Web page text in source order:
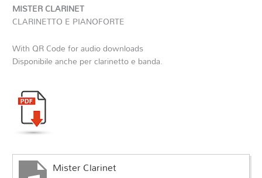
MISTER CLARINET
CLARINETTO E PIANOFORTE
With QR Code for audio downloads
Disponibile anche per clarinetto e banda.
Mister Clarinet